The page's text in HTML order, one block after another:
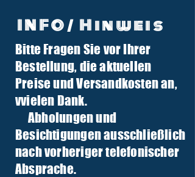
info@tuber-traktor.de
+49 (0) 4406-9568797
INFO/ Hinweis
Bitte Fragen Sie vor Ihrer
Bestellung, die aktuellen
Preise und Versandkosten an,
vvielen Dank.
Abholungen und
Besichtigungen ausschließlich
nach vorheriger telefonischer
Absprache.